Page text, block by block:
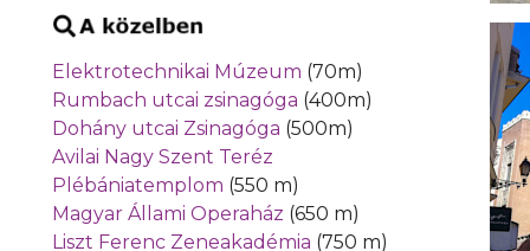
Elektrotechnikai Múzeum (70m)
Rumbach utcai zsinagóga (400m)
Dohány utcai Zsinagóga (500m)
Avilai Nagy Szent Teréz
Plébániatemplom (550 m)
Magyar Állami Operaház (650 m)
Liszt Ferenc Zeneakadémia (750 m)